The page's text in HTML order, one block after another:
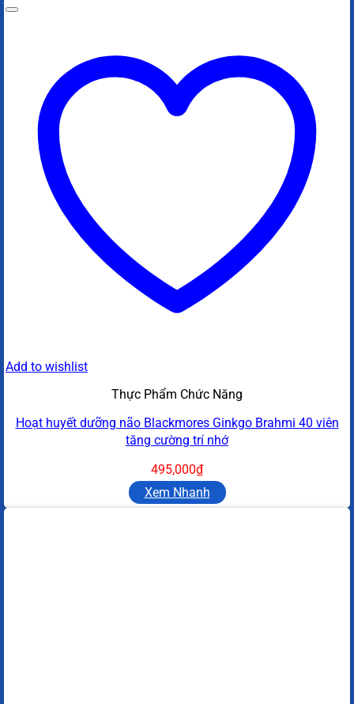
Add to wishlist
Thực Phẩm Chức Năng
Hoạt huyết dưỡng não Blackmores Ginkgo Brahmi 40 viên
tăng cường trí nhớ
495,000₫
Xem Nhanh